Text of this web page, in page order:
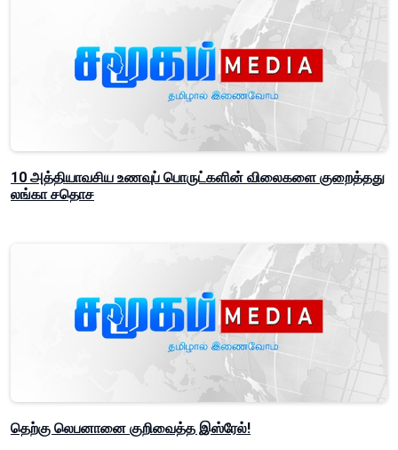
10 அத்தியாவசிய உணவுப் பொருட்களின் விலைகளை குறைத்தது
லங்கா சதொச
தெற்கு லெபனானை குறிவைத்த இஸ்ரேல்!